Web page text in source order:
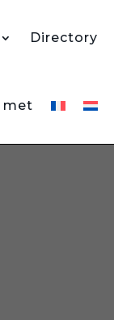
Directory
met